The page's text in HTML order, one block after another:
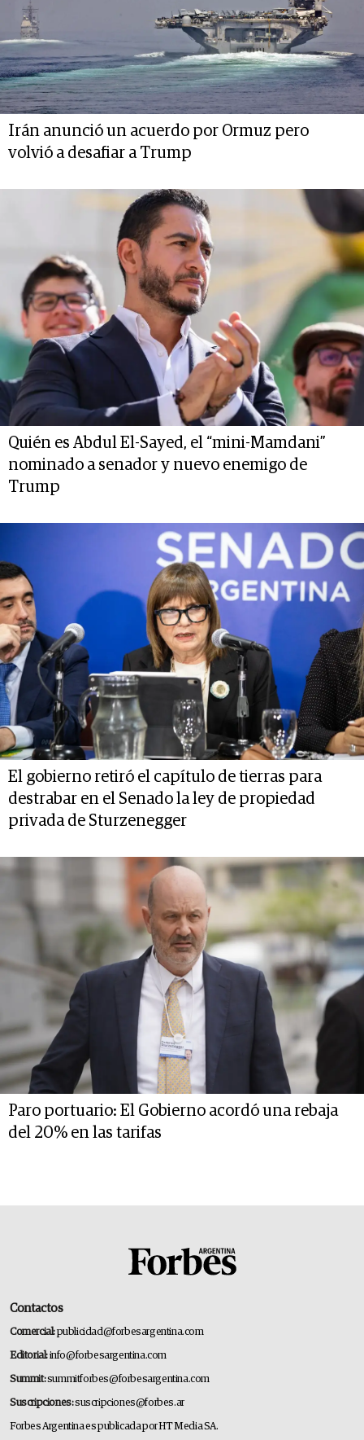
Irán anunció un acuerdo por Ormuz pero
volvió a desafiar a Trump
Quién es Abdul El-Sayed, el “mini-Mamdani”
nominado a senador y nuevo enemigo de
Trump
El gobierno retiró el capítulo de tierras para
destrabar en el Senado la ley de propiedad
privada de Sturzenegger
Paro portuario: El Gobierno acordó una rebaja
del 20% en las tarifas
Contactos
Comercial:publicidad@forbesargentina.com
Editorial:info@forbesargentina.com
Summit:summitforbes@forbesargentina.com
Suscripciones:suscripciones@forbes.ar
Forbes Argentina es publicada por HT Media SA.